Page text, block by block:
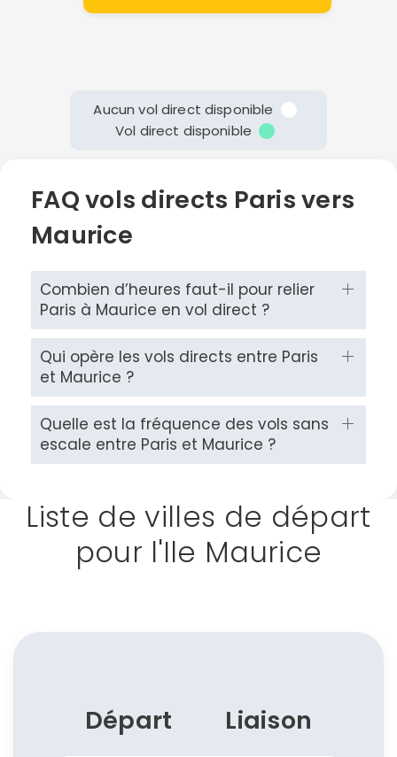
Aucun vol direct disponible
Vol direct disponible
FAQ vols directs Paris vers
Maurice
Combien d’heures faut-il pour relier
Paris à Maurice en vol direct ?
Qui opère les vols directs entre Paris
et Maurice ?
Quelle est la fréquence des vols sans
escale entre Paris et Maurice ?
Liste de villes de départ
pour l'Ile Maurice
Départ Liaison
ou connectez-vous par mail